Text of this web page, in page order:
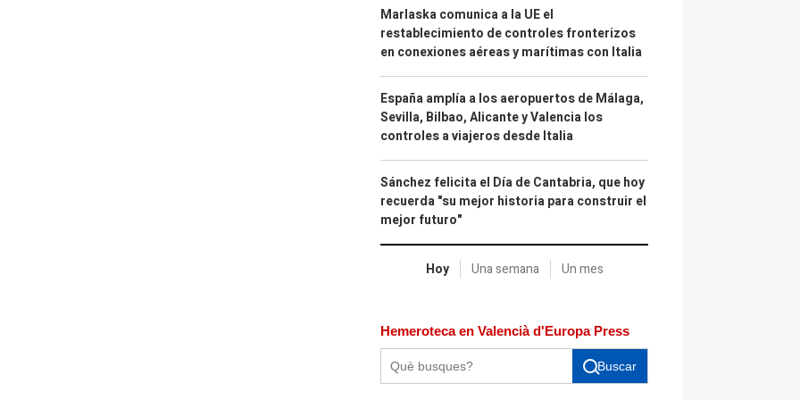
Marlaska comunica a la UE el
restablecimiento de controles fronterizos
en conexiones aéreas y marítimas con Italia
España amplía a los aeropuertos de Málaga,
Sevilla, Bilbao, Alicante y Valencia los
controles a viajeros desde Italia
Sánchez felicita el Día de Cantabria, que hoy
recuerda "su mejor historia para construir el
mejor futuro"
Hoy Una semana Un mes
Hemeroteca en Valencià d'Europa Press
Buscar